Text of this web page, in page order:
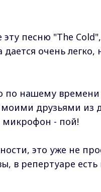
песню "The
дается очень
по нашему
моими друзьями из
микрофон - пой!
это уже не
в репертуаре